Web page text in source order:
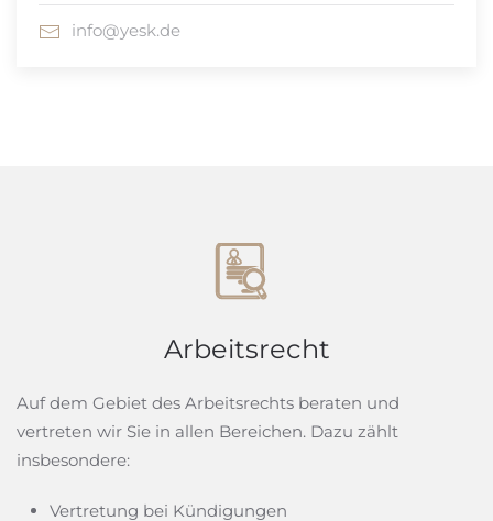
info@yesk.de
Arbeitsrecht
Auf dem Gebiet des Arbeitsrechts beraten und
vertreten wir Sie in allen Bereichen. Dazu zählt
insbesondere:
Vertretung bei Kündigungen